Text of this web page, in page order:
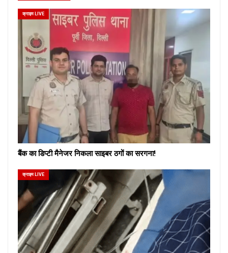
क्राइम LIVE
बैंक का डिप्टी मैनेजर निकला साइबर ठगों का सरगना!
क्राइम LIVE